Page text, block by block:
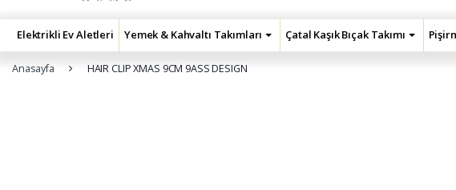
Elektrikli Ev Aletleri Yemek & Kahvaltı Takımları Çatal Kaşık Bıçak Takımı
Anasayfa HAIR CLIP XMAS 9CM 9ASS DESIGN